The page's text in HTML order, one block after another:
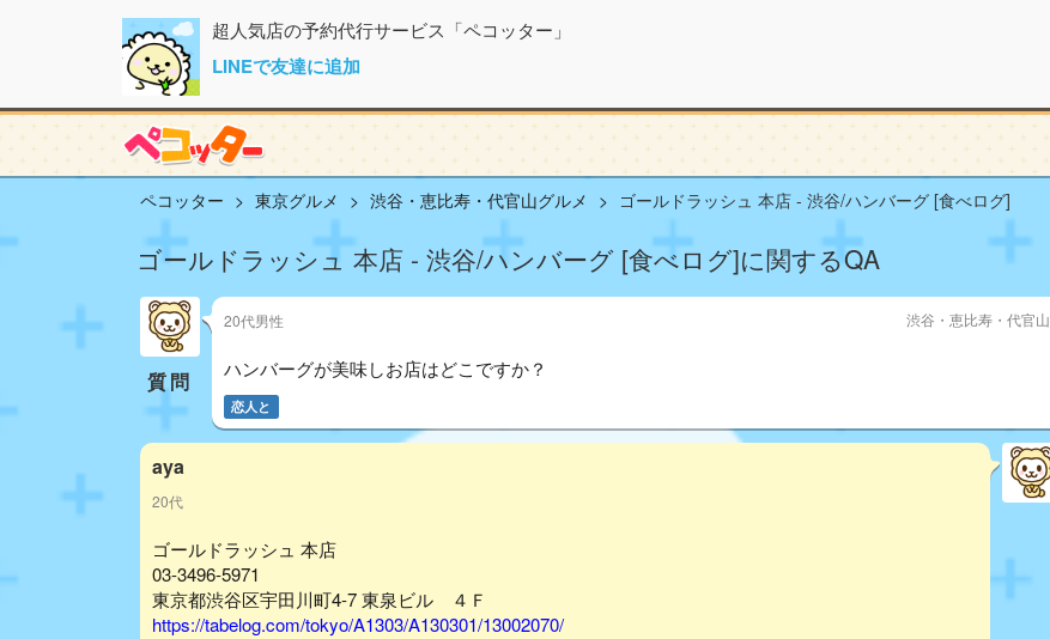
超人気店の予約代行サービス「ペコッター」
LINEで友達に追加
ペコッター 東京グルメ 渋谷・恵比寿・代官山グルメ ゴールドラッシュ 本店 - 渋谷/ハンバーグ [食べログ]
ゴールドラッシュ 本店 - 渋谷/ハンバーグ [食べログ]に関するQA
質問
20代男性 渋谷・恵比寿・代官山
ハンバーグが美味しお店はどこですか？
恋人と
aya
20代
ゴールドラッシュ 本店
03-3496-5971
東京都渋谷区宇田川町4-7 東泉ビル ４Ｆ
https://tabelog.com/tokyo/A1303/A130301/13002070/